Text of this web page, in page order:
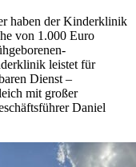
haben der Kinderklinik
von 1.000 Euro
leistet für
Dienst –
mit großer
Daniel